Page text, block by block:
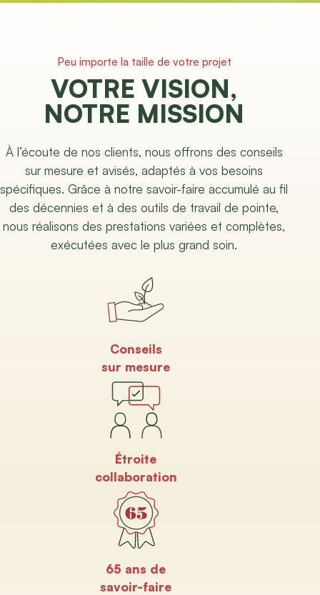
Peu importe la taille de votre projet
VOTRE VISION,
NOTRE MISSION
À l’écoute de nos clients, nous offrons des conseils
sur mesure et avisés, adaptés à vos besoins
spécifiques. Grâce à notre savoir-faire accumulé au fil
des décennies et à des outils de travail de pointe,
nous réalisons des prestations variées et complètes,
exécutées avec le plus grand soin.
Conseils
sur mesure
Étroite
collaboration
65 ans de
savoir-faire